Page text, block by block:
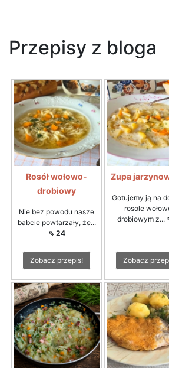
Przepisy z bloga
Rosół wołowo-
drobiowy
Nie bez powodu nasze
babcie powtarzały, że...
⇖ 24
Zobacz przepis!
Zupa
Gotujemy ją na
rosole
drobiowym z...
Zobacz